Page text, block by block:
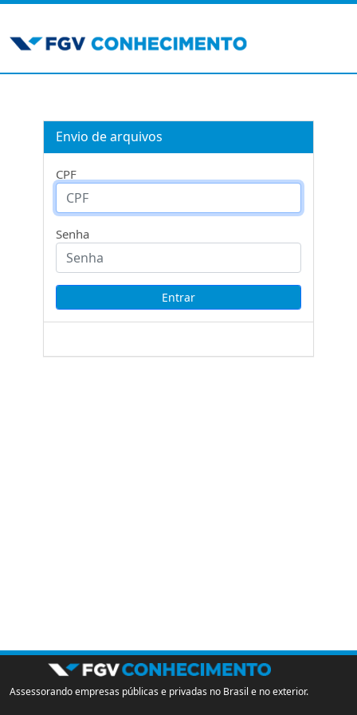
Envio de arquivos
CPF
Senha
Assessorando empresas públicas e privadas no Brasil e no exterior.